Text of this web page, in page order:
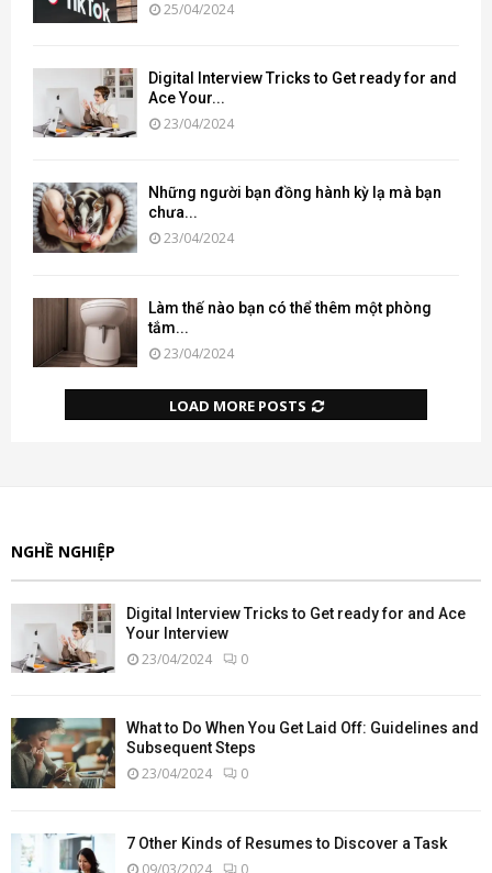
25/04/2024
Digital Interview Tricks to Get ready for and
Ace Your...
23/04/2024
Những người bạn đồng hành kỳ lạ mà bạn
chưa...
23/04/2024
Làm thế nào bạn có thể thêm một phòng
tắm...
23/04/2024
LOAD MORE POSTS
NGHỀ NGHIỆP
Digital Interview Tricks to Get ready for and Ace
Your Interview
23/04/2024 0
What to Do When You Get Laid Off: Guidelines and
Subsequent Steps
23/04/2024 0
7 Other Kinds of Resumes to Discover a Task
09/03/2024 0